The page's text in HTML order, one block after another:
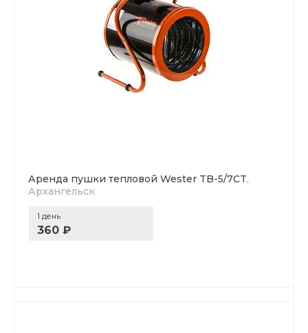
Аренда пушки тепловой Wester TB-5/7CT,
Архангельск
1 день
360 ₽